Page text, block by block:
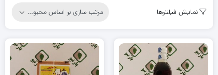
popularity
نمایش فیلترها